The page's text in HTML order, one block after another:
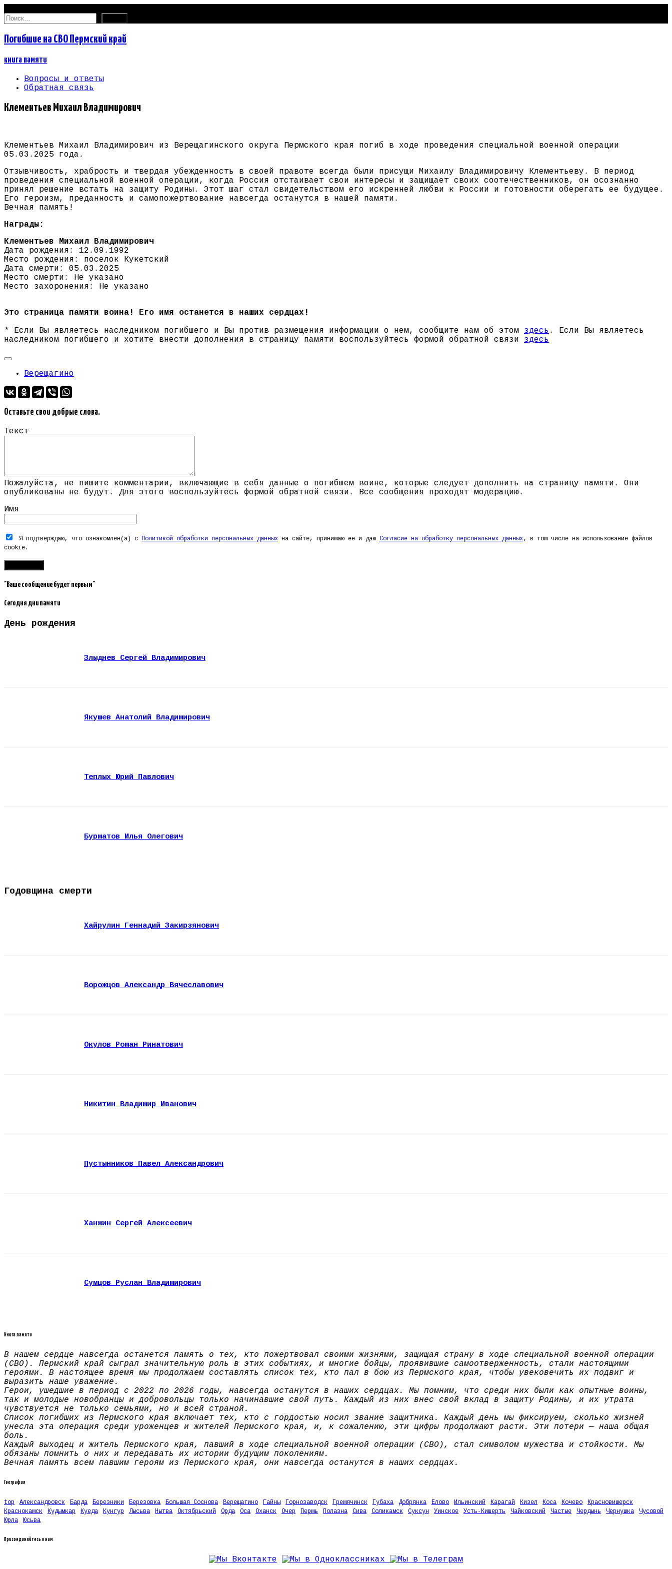
Найти:
Погибшие на СВО Пермский край
книга памяти
Вопросы и ответы
Обратная связь
Клементьев Михаил Владимирович
Клементьев Михаил Владимирович из Верещагинского округа Пермского края погиб в ходе проведения специальной военной операции
05.03.2025 года.
Отзывчивость, храбрость и твердая убежденность в своей правоте всегда были присущи Михаилу Владимировичу Клементьеву. В период
проведения специальной военной операции, когда Россия отстаивает свои интересы и защищает своих соотечественников, он осознанно
принял решение встать на защиту Родины. Этот шаг стал свидетельством его искренней любви к России и готовности оберегать ее будущее.
Его героизм, преданность и самопожертвование навсегда останутся в нашей памяти.
Вечная память!
Награды:
Клементьев Михаил Владимирович
Дата рождения: 12.09.1992
Место рождения: поселок Кукетский
Дата смерти: 05.03.2025
Место смерти: Не указано
Место захоронения: Не указано
Это страница памяти воина! Его имя останется в наших сердцах!
* Если Вы являетесь наследником погибшего и Вы против размещения информации о нем, сообщите нам об этом здесь . Если Вы являетесь
наследником погибшего и хотите внести дополнения в страницу памяти воспользуйтесь формой обратной связи здесь
Верещагино
Оставьте свои добрые слова.
Текст
Пожалуйста, не пишите комментарии, включающие в себя данные о погибшем воине, которые следует дополнить на страницу памяти. Они
опубликованы не будут. Для этого воспользуйтесь формой обратной связи. Все сообщения проходят модерацию.
Имя
Я подтверждаю, что ознакомлен(а) с Политикой обработки персональных данных на сайте, принимаю ее и даю Согласие на обработку персональных данных, в том числе на использование файлов
cookie.
"Ваше сообщение будет первым"
Сегодня дни памяти
День рождения
Злыднев Сергей Владимирович
Якушев Анатолий Владимирович
Теплых Юрий Павлович
Бурматов Илья Олегович
Годовщина смерти
Хайрулин Геннадий Закирзянович
Ворожцов Александр Вячеславович
Окулов Роман Ринатович
Никитин Владимир Иванович
Пустынников Павел Александрович
Ханжин Сергей Алексеевич
Сумцов Руслан Владимирович
Книга памяти
В нашем сердце навсегда останется память о тех, кто пожертвовал своими жизнями, защищая страну в ходе специальной военной операции
(СВО). Пермский край сыграл значительную роль в этих событиях, и многие бойцы, проявившие самоотверженность, стали настоящими
героями. В настоящее время мы продолжаем составлять список тех, кто пал в бою из Пермского края, чтобы увековечить их подвиг и
выразить наше уважение.
Герои, ушедшие в период с 2022 по 2026 годы, навсегда останутся в наших сердцах. Мы помним, что среди них были как опытные воины,
так и молодые новобранцы и добровольцы только начинавшие свой путь. Каждый из них внес свой вклад в защиту Родины, и их утрата
чувствуется не только семьями, но и всей страной.
Список погибших из Пермского края включает тех, кто с гордостью носил звание защитника. Каждый день мы фиксируем, сколько жизней
унесла эта операция среди уроженцев и жителей Пермского края, и, к сожалению, эти цифры продолжают расти. Эти потери — наша общая
боль.
Каждый выходец и житель Пермского края, павший в ходе специальной военной операции (СВО), стал символом мужества и стойкости. Мы
обязаны помнить о них и передавать их истории будущим поколениям.
Вечная память всем павшим героям из Пермского края, они навсегда останутся в наших сердцах.
География
top Александровск Барда Березники Березовка Большая Соснова Верещагино Гайны Горнозаводск Гремячинск Губаха Добрянка Елово Ильинский Карагай Кизел Коса Кочево
Красновишерск
Краснокамск
Кудымкар Куеда Кунгур Лысьва Нытва Октябрьский Орда Оса Оханск Очер Пермь Полазна Сива Соликамск Суксун Уинское Усть-Кишерть Чайковский Частые Чердынь Чернушка
Чусовой
Юрла
Юсьва
Присоединяйтесь к нам